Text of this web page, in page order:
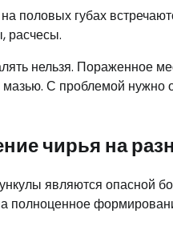
половых губах
расчесы.
нельзя. Пораженное
С проблемой нужно
чирья на
являются опасной
полноценное